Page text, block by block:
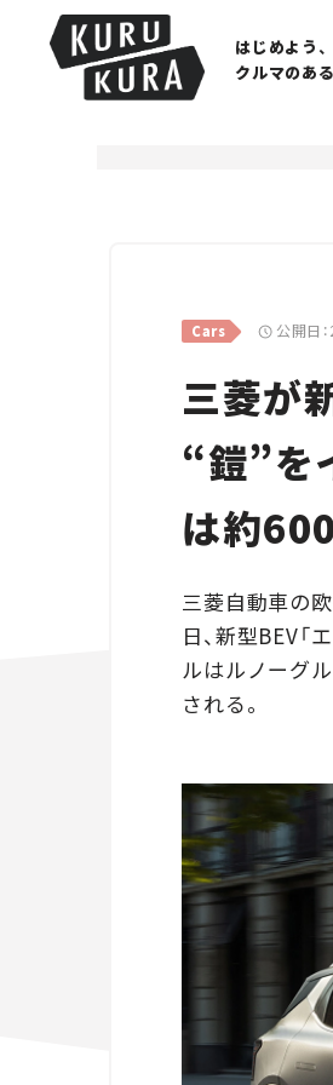
はじめよう、
クルマのあ
Cars 公開日
三菱が
“鎧”を
は約
三菱自動車の欧
日、新型BEV
ルはルノーグ
される。